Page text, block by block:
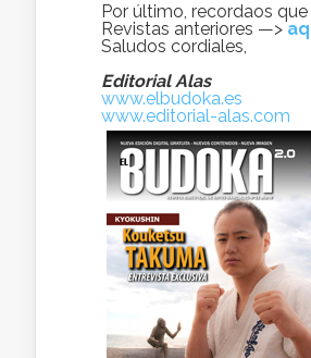
Por último, recordaos
Revistas anteriores —>
Saludos cordiales,
Editorial Alas
www.elbudoka.es
www.editorial-alas.com